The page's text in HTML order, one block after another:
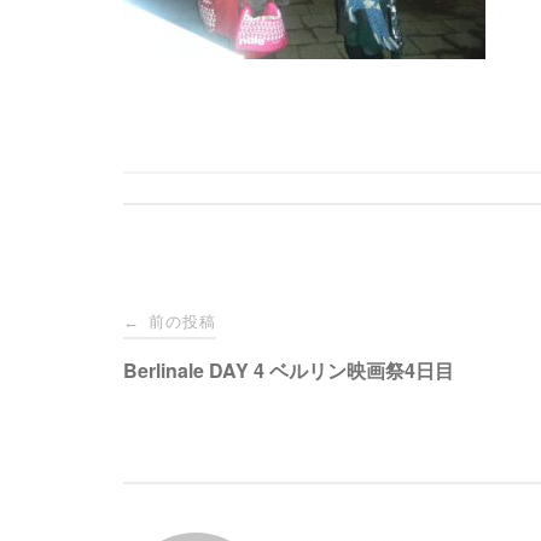
投
稿
← 前の投稿
Berlinale DAY 4 ベルリン映画祭4日目